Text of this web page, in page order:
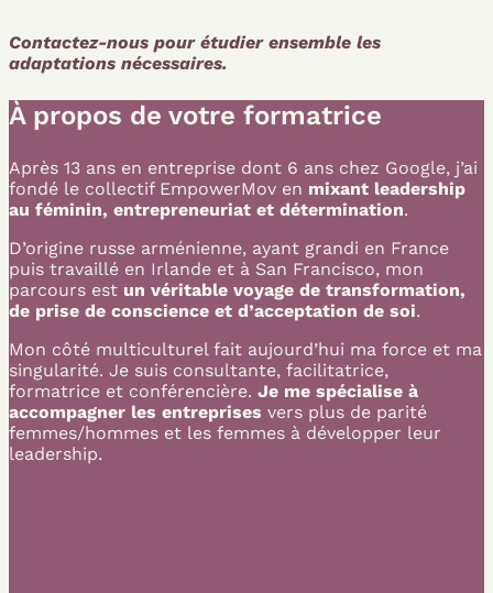
Contactez-nous pour étudier ensemble les
adaptations nécessaires.
À propos de votre formatrice
Après 13 ans en entreprise dont 6 ans chez Google, j’ai
fondé le collectif EmpowerMov en mixant leadership
au féminin, entrepreneuriat et détermination.
D’origine russe arménienne, ayant grandi en France
puis travaillé en Irlande et à San Francisco, mon
parcours est un véritable voyage de transformation,
de prise de conscience et d’acceptation de soi.
Mon côté multiculturel fait aujourd’hui ma force et ma
singularité. Je suis consultante, facilitatrice,
formatrice et conférencière. Je me spécialise à
accompagner les entreprises vers plus de parité
femmes/hommes et les femmes à développer leur
leadership.